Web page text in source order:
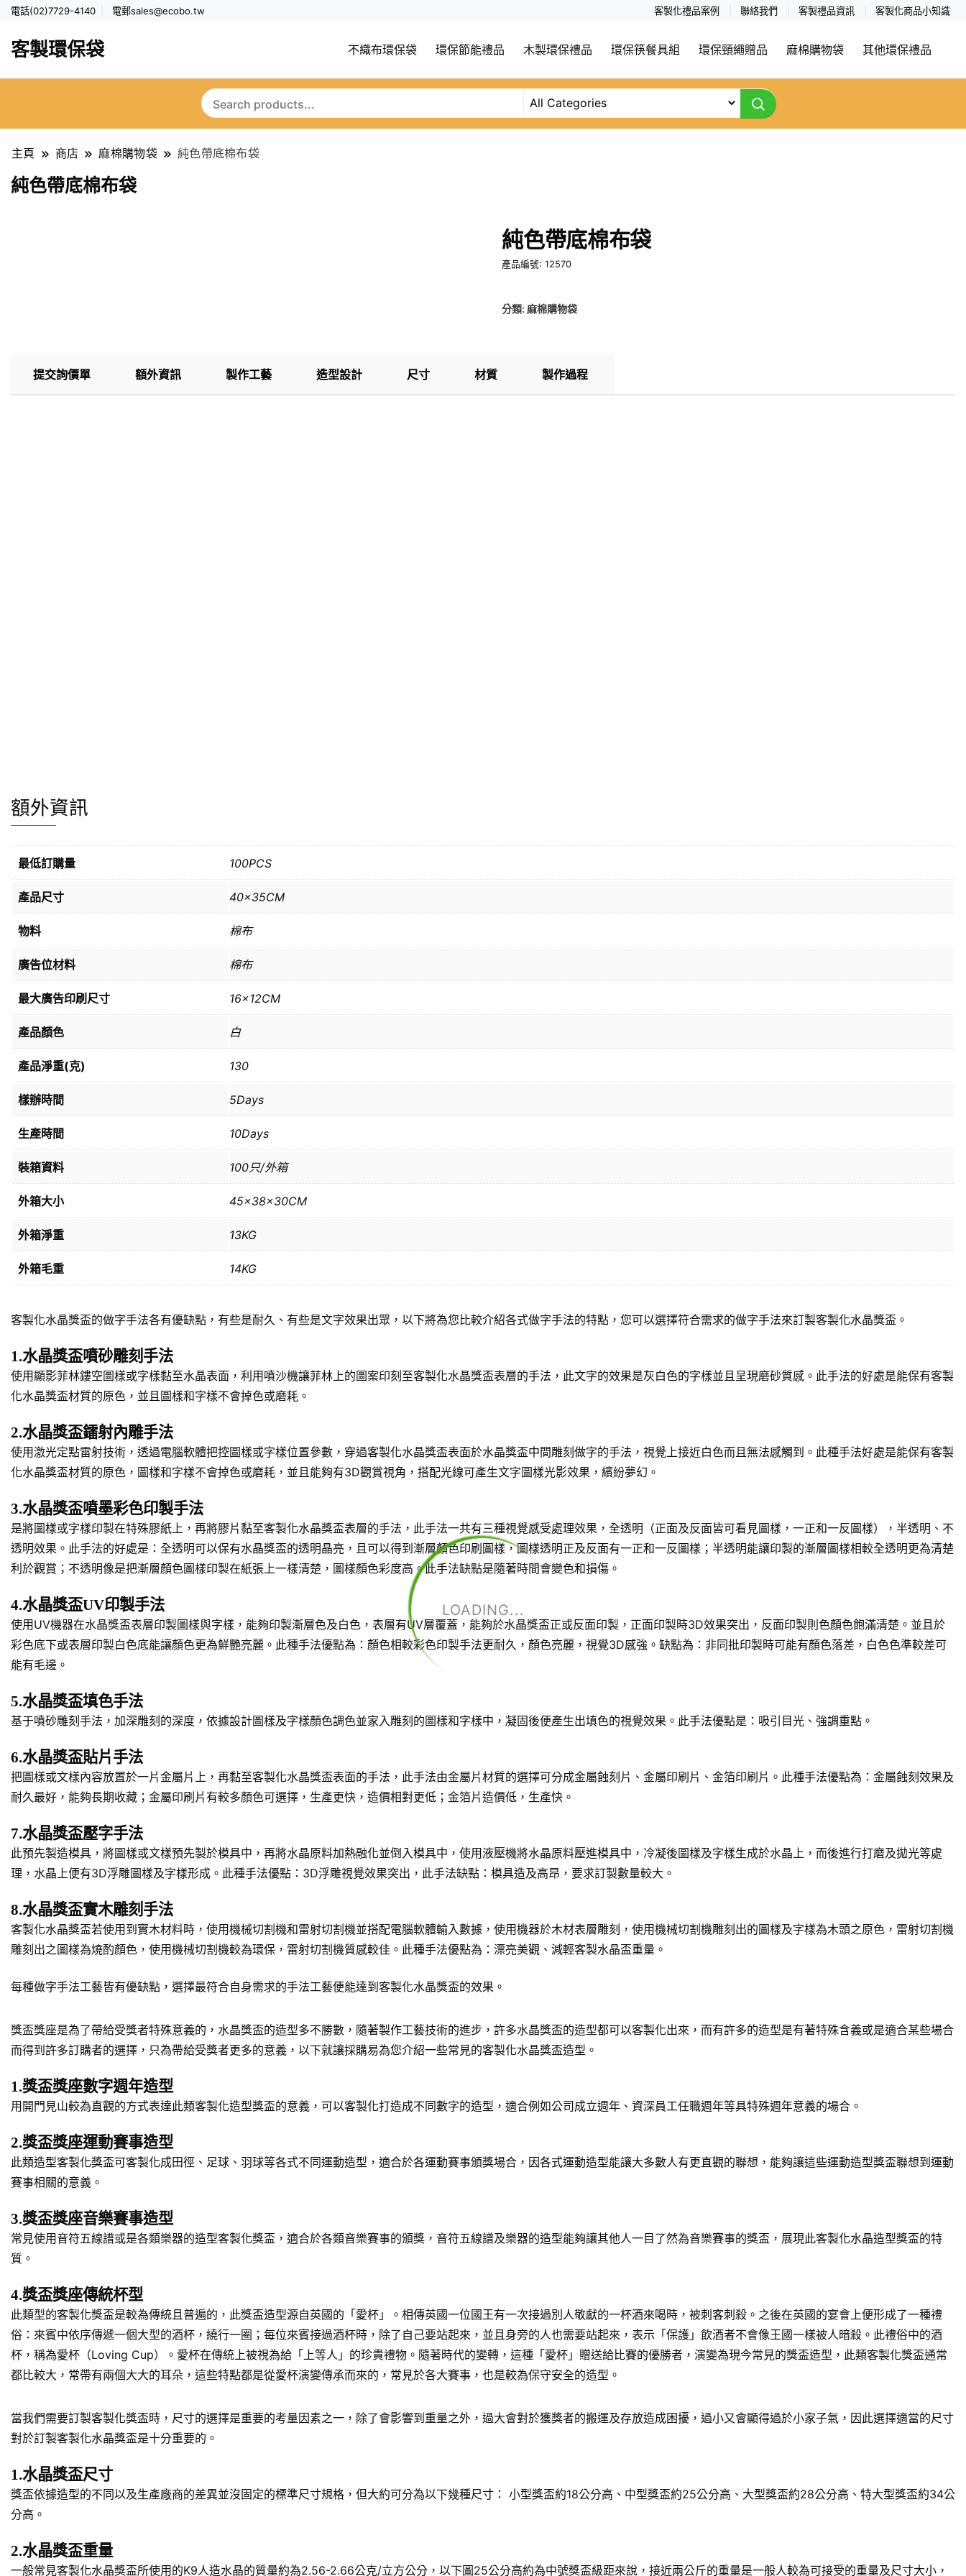
電話(02)7729-4140 電郵sales@ecobo.tw 客製化禮品案例 聯絡我們 客製禮品資訊 客製化商品小知識
客製環保袋 不織布環保袋 環保節能禮品 木製環保禮品 環保筷餐具組 環保頸繩贈品 麻棉購物袋 其他環保禮品
主頁 商店 麻棉購物袋 純色帶底棉布袋
純色帶底棉布袋
LOADING...
純色帶底棉布袋
產品編號: 12570
分類: 麻棉購物袋
提交詢價單 額外資訊 製作工藝 造型設計 尺寸 材質 製作過程
額外資訊
最低訂購量 100PCS
產品尺寸 40x35CM
物料 棉布
廣告位材料 棉布
最大廣告印刷尺寸 16x12CM
產品顏色 白
產品淨重(克) 130
樣辦時間 5Days
生產時間 10Days
裝箱資料 100只/外箱
外箱大小 45x38x30CM
外箱淨重 13KG
外箱毛重 14KG
客製化水晶獎盃的做字手法各有優缺點，有些是耐久、有些是文字效果出眾，以下將為您比較介紹各式做字手法的特點，您可以選擇符合需求的做字手法來訂製客製化水晶獎盃。
1.水晶獎盃噴砂雕刻手法
使用顯影菲林鏤空圖樣或字樣黏至水晶表面，利用噴沙機讓菲林上的圖案印刻至客製化水晶獎盃表層的手法，此文字的效果是灰白色的字樣並且呈現磨砂質感。此手法的好處是能保有客製
化水晶獎盃材質的原色，並且圖樣和字樣不會掉色或磨耗。
2.水晶獎盃鐳射內雕手法
使用激光定點雷射技術，透過電腦軟體把控圖樣或字樣位置參數，穿過客製化水晶獎盃表面於水晶獎盃中間雕刻做字的手法，視覺上接近白色而且無法感觸到。此種手法好處是能保有客製
化水晶獎盃材質的原色，圖樣和字樣不會掉色或磨耗，並且能夠有3D觀賞視角，搭配光線可產生文字圖樣光影效果，繽紛夢幻。
3.水晶獎盃噴墨彩色印製手法
是將圖樣或字樣印製在特殊膠紙上，再將膠片黏至客製化水晶獎盃表層的手法，此手法一共有三種視覺感受處理效果，全透明（正面及反面皆可看見圖樣，一正和一反圖樣），半透明、不
透明效果。此手法的好處是：全透明可以保有水晶獎盃的透明晶亮，且可以得到漸層顏色印刷圖樣，圖樣透明正及反面有一正和一反圖樣；半透明能讓印製的漸層圖樣相較全透明更為清楚
利於觀賞；不透明像是把漸層顏色圖樣印製在紙張上一樣清楚，圖樣顏色彩度高。此手法缺點是隨著時間會變色和損傷。
4.水晶獎盃UV印製手法
使用UV機器在水晶獎盃表層印製圖樣與字樣，能夠印製漸層色及白色，表層有UV層覆蓋，能夠於水晶獎盃正或反面印製，正面印製時3D效果突出，反面印製則色顏色飽滿清楚。並且於
彩色底下或表層印製白色底能讓顏色更為鮮艷亮麗。此種手法優點為：顏色相較彩色印製手法更耐久，顏色亮麗，視覺3D感強。缺點為：非同批印製時可能有顏色落差，白色色準較差可
能有毛邊。
5.水晶獎盃填色手法
基于噴砂雕刻手法，加深雕刻的深度，依據設計圖樣及字樣顏色調色並家入雕刻的圖樣和字樣中，凝固後便產生出填色的視覺效果。此手法優點是：吸引目光、強調重點。
6.水晶獎盃貼片手法
把圖樣或文樣內容放置於一片金屬片上，再黏至客製化水晶獎盃表面的手法，此手法由金屬片材質的選擇可分成金屬蝕刻片、金屬印刷片、金箔印刷片。此種手法優點為：金屬蝕刻效果及
耐久最好，能夠長期收藏；金屬印刷片有較多顏色可選擇，生產更快，造價相對更低；金箔片造價低，生產快。
7.水晶獎盃壓字手法
此預先製造模具，將圖樣或文樣預先製於模具中，再將水晶原料加熱融化並倒入模具中，使用液壓機將水晶原料壓進模具中，冷凝後圖樣及字樣生成於水晶上，而後進行打磨及拋光等處
理，水晶上便有3D浮雕圖樣及字樣形成。此種手法優點：3D浮雕視覺效果突出，此手法缺點：模具造及高昂，要求訂製數量較大。
8.水晶獎盃實木雕刻手法
客製化水晶獎盃若使用到實木材料時，使用機械切割機和雷射切割機並搭配電腦軟體輸入數據，使用機器於木材表層雕刻，使用機械切割機雕刻出的圖樣及字樣為木頭之原色，雷射切割機
雕刻出之圖樣為燒酌顏色，使用機械切割機較為環保，雷射切割機質感較佳。此種手法優點為：漂亮美觀、減輕客製水晶盃重量。
每種做字手法工藝皆有優缺點，選擇最符合自身需求的手法工藝便能達到客製化水晶獎盃的效果。
獎盃獎座是為了帶給受獎者特殊意義的，水晶獎盃的造型多不勝數，隨著製作工藝技術的進步，許多水晶獎盃的造型都可以客製化出來，而有許多的造型是有著特殊含義或是適合某些場合
而得到許多訂購者的選擇，只為帶給受獎者更多的意義，以下就讓採購易為您介紹一些常見的客製化水晶獎盃造型。
1.獎盃獎座數字週年造型
用開門見山較為直觀的方式表達此類客製化造型獎盃的意義，可以客製化打造成不同數字的造型，適合例如公司成立週年、資深員工任職週年等具特殊週年意義的場合。
2.獎盃獎座運動賽事造型
此類造型客製化獎盃可客製化成田徑、足球、羽球等各式不同運動造型，適合於各運動賽事頒獎場合，因各式運動造型能讓大多數人有更直觀的聯想，能夠讓這些運動造型獎盃聯想到運動
賽事相關的意義。
3.獎盃獎座音樂賽事造型
常見使用音符五線譜或是各類樂器的造型客製化獎盃，適合於各類音樂賽事的頒獎，音符五線譜及樂器的造型能夠讓其他人一目了然為音樂賽事的獎盃，展現此客製化水晶造型獎盃的特
質。
4.獎盃獎座傳統杯型
此類型的客製化獎盃是較為傳統且普遍的，此獎盃造型源自英國的「愛杯」。相傳英國一位國王有一次接過別人敬獻的一杯酒來喝時，被刺客刺殺。之後在英國的宴會上便形成了一種禮
俗：來賓中依序傳遞一個大型的酒杯，繞行一圈；每位來賓接過酒杯時，除了自己要站起來，並且身旁的人也需要站起來，表示「保護」飲酒者不會像王國一樣被人暗殺。此禮俗中的酒
杯，稱為愛杯（Loving Cup）。愛杯在傳統上被視為給「上等人」的珍貴禮物。隨著時代的變轉，這種「愛杯」贈送給比賽的優勝者，演變為現今常見的獎盃造型，此類客製化獎盃通常
都比較大，常帶有兩個大大的耳朵，這些特點都是從愛杯演變傳承而來的，常見於各大賽事，也是較為保守安全的造型。
當我們需要訂製客製化獎盃時，尺寸的選擇是重要的考量因素之一，除了會影響到重量之外，過大會對於獲獎者的搬運及存放造成困擾，過小又會顯得過於小家子氣，因此選擇適當的尺寸
對於訂製客製化水晶獎盃是十分重要的。
1.水晶獎盃尺寸
獎盃依據造型的不同以及生產廠商的差異並沒固定的標準尺寸規格，但大約可分為以下幾種尺寸： 小型獎盃約18公分高、中型獎盃約25公分高、大型獎盃約28公分高、特大型獎盃約34公
分高。
2.水晶獎盃重量
一般常見客製化水晶獎盃所使用的K9人造水晶的質量約為2.56-2.66公克/立方公分，以下圖25公分高約為中號獎盃級距來說，接近兩公斤的重量是一般人較為可接受的重量及尺寸大小，